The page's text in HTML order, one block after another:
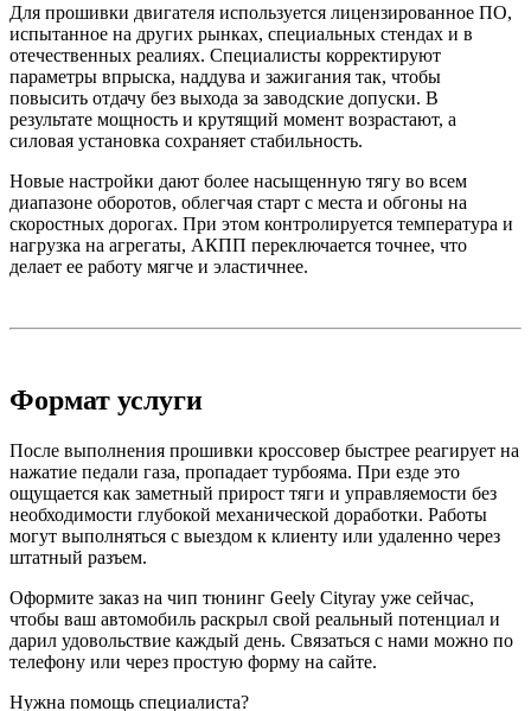
Для прошивки двигателя используется лицензированное ПО,
испытанное на других рынках, специальных стендах и в
отечественных реалиях. Специалисты корректируют
параметры впрыска, наддува и зажигания так, чтобы
повысить отдачу без выхода за заводские допуски. В
результате мощность и крутящий момент возрастают, а
силовая установка сохраняет стабильность.
Новые настройки дают более насыщенную тягу во всем
диапазоне оборотов, облегчая старт с места и обгоны на
скоростных дорогах. При этом контролируется температура и
нагрузка на агрегаты, АКПП переключается точнее, что
делает ее работу мягче и эластичнее.
Формат услуги
После выполнения прошивки кроссовер быстрее реагирует на
нажатие педали газа, пропадает турбояма. При езде это
ощущается как заметный прирост тяги и управляемости без
необходимости глубокой механической доработки. Работы
могут выполняться с выездом к клиенту или удаленно через
штатный разъем.
Оформите заказ на чип тюнинг Geely Cityray уже сейчас,
чтобы ваш автомобиль раскрыл свой реальный потенциал и
дарил удовольствие каждый день. Связаться с нами можно по
телефону или через простую форму на сайте.
Нужна помощь специалиста?